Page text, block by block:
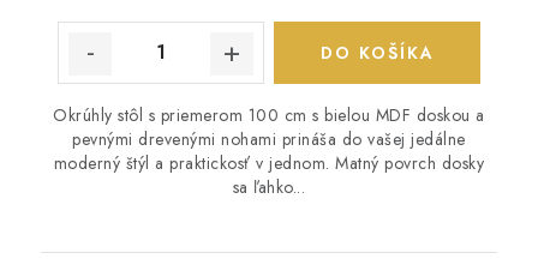
DO KOŠÍKA
Okrúhly stôl s priemerom 100 cm s bielou MDF doskou a
pevnými drevenými nohami prináša do vašej jedálne
moderný štýl a praktickosť v jednom. Matný povrch dosky
sa ľahko...